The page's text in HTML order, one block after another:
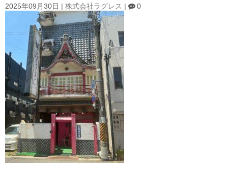
2025年09月30日 株式会社ラグレス 0